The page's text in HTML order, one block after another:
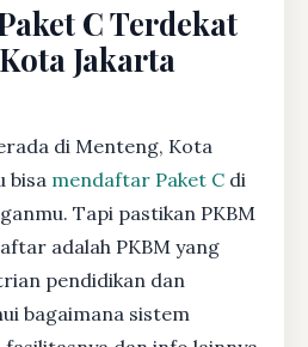
C Terdekat
Jakarta
di Menteng, Kota
bisa mendaftar Paket C di
Tapi pastikan PKBM
adalah PKBM yang
pendidikan dan
bagaimana sistem